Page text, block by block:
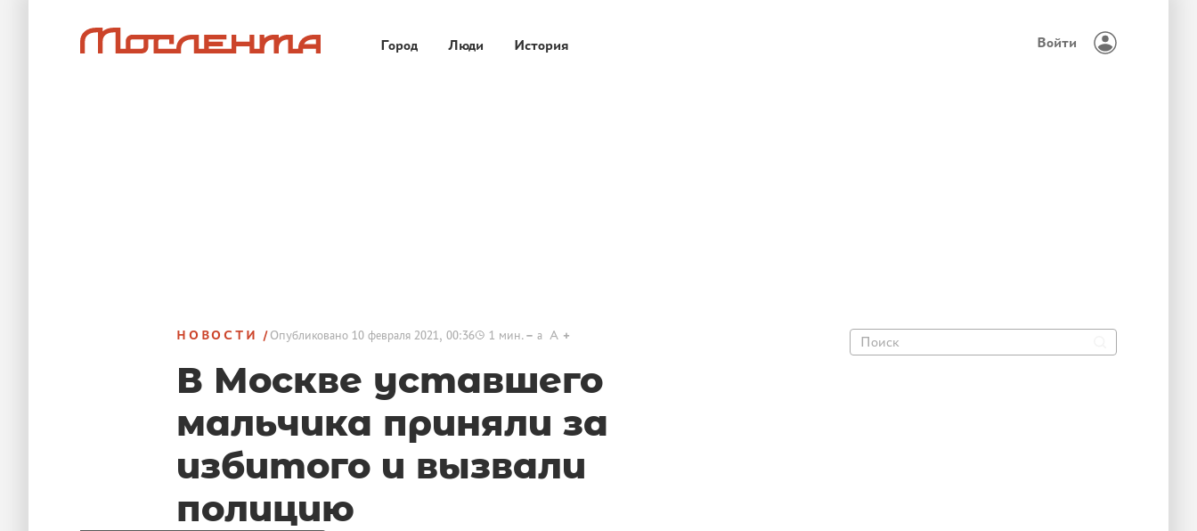
Город Люди История Войти
НОВОСТИ Опубликовано10 февраля 2021, 00:36 1 мин. a A
В Москве уставшего
мальчика приняли за
избитого и вызвали
полицию